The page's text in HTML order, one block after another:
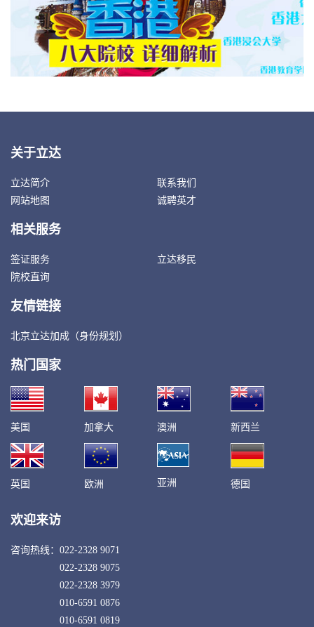
关于立达
立达简介
联系我们
网站地图
诚聘英才
相关服务
签证服务
立达移民
院校直询
友情链接
北京立达加成（身份规划）
热门国家
美国 加拿大 澳洲 新西兰
英国 欧洲 亚洲 德国
欢迎来访
咨询热线： 022-2328 9071
022-2328 9075
022-2328 3979
010-6591 0876
010-6591 0819